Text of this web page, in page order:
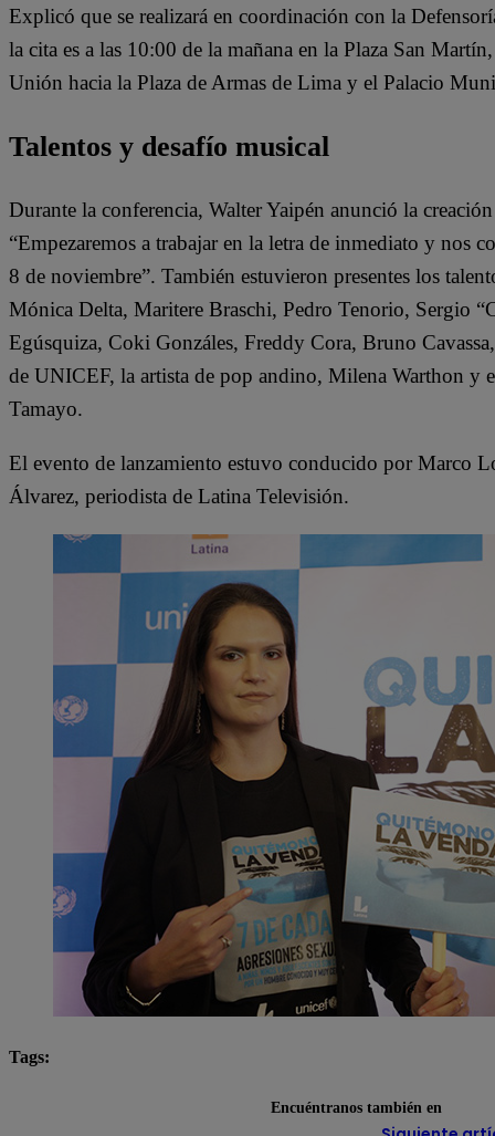
Explicó que se realizará en coordinación con la
la cita es a las 10:00 de la mañana en la Plaza San
Unión hacia la Plaza de Armas de Lima y el Palacio
Talentos y desafío musical
Durante la conferencia, Walter Yaipén anunció la
“Empezaremos a trabajar en la letra de inmediato y nos
8 de noviembre”. También estuvieron presentes los
Mónica Delta, Maritere Braschi, Pedro Tenorio, Sergio
Egúsquiza, Coki Gonzáles, Freddy Cora, Bruno
de UNICEF, la artista de pop andino, Milena Warthon y
Tamayo.
El evento de lanzamiento estuvo conducido por Marco
Álvarez, periodista de Latina Televisión.
Tags:
Encuéntranos también en